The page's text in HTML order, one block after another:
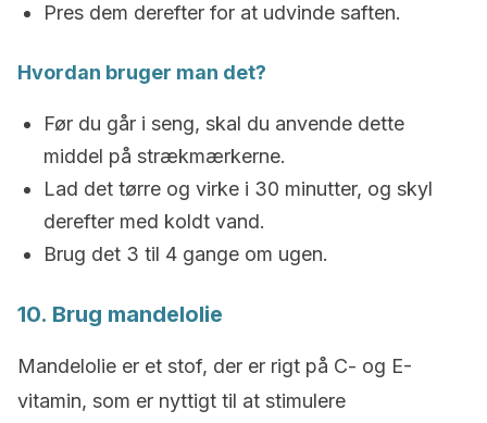
Pres dem derefter for at udvinde saften.
Hvordan bruger man det?
Før du går i seng, skal du anvende dette
middel på strækmærkerne.
Lad det tørre og virke i 30 minutter, og skyl
derefter med koldt vand.
Brug det 3 til 4 gange om ugen.
10. Brug mandelolie
Mandelolie er et stof, der er rigt på C- og E-
vitamin, som er nyttigt til at stimulere